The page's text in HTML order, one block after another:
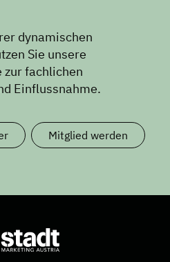
dynamischen
Sie unsere
fachlichen
Einflussnahme.
Mitglied werden